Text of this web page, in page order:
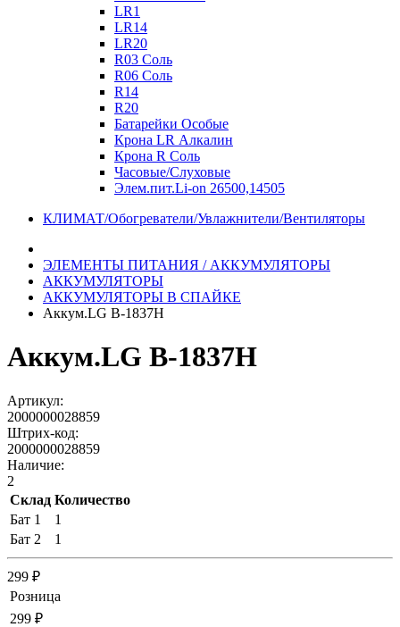
LR1
LR14
LR20
R03 Соль
R06 Соль
R14
R20
Батарейки Особые
Крона LR Алкалин
Крона R Соль
Часовые/Слуховые
Элем.пит.Li-on 26500,14505
КЛИМАТ/Обогреватели/Увлажнители/Вентиляторы
ЭЛЕМЕНТЫ ПИТАНИЯ / АККУМУЛЯТОРЫ
АККУМУЛЯТОРЫ
АККУМУЛЯТОРЫ В СПАЙКЕ
Аккум.LG B-1837H
Аккум.LG B-1837H
Артикул:
2000000028859
Штрих-код:
2000000028859
Наличие:
2
Склад Количество
Бат 1
1
Бат 2
1
299 ₽
Розница
299 ₽